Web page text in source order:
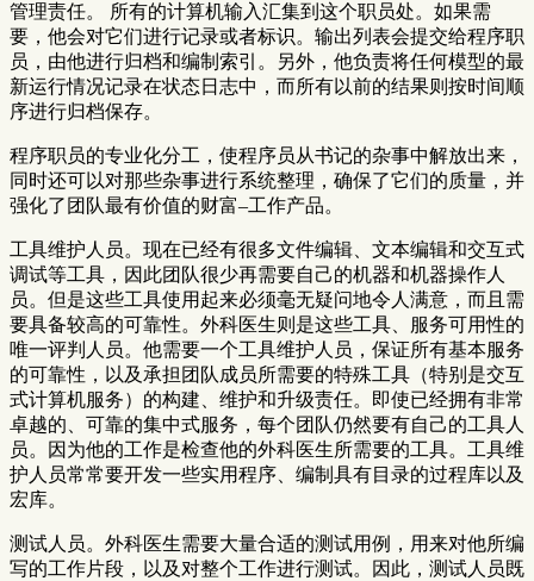
管理责任。 所有的计算机输入汇集到这个职员处。如果需
要，他会对它们进行记录或者标识。输出列表会提交给程序职
员，由他进行归档和编制索引。另外，他负责将任何模型的最
新运行情况记录在状态日志中，而所有以前的结果则按时间顺
序进行归档保存。
程序职员的专业化分工，使程序员从书记的杂事中解放出来，
同时还可以对那些杂事进行系统整理，确保了它们的质量，并
强化了团队最有价值的财富–工作产品。
工具维护人员。现在已经有很多文件编辑、文本编辑和交互式
调试等工具，因此团队很少再需要自己的机器和机器操作人
员。但是这些工具使用起来必须毫无疑问地令人满意，而且需
要具备较高的可靠性。外科医生则是这些工具、服务可用性的
唯一评判人员。他需要一个工具维护人员，保证所有基本服务
的可靠性，以及承担团队成员所需要的特殊工具（特别是交互
式计算机服务）的构建、维护和升级责任。即使已经拥有非常
卓越的、可靠的集中式服务，每个团队仍然要有自己的工具人
员。因为他的工作是检查他的外科医生所需要的工具。工具维
护人员常常要开发一些实用程序、编制具有目录的过程库以及
宏库。
测试人员。外科医生需要大量合适的测试用例，用来对他所编
写的工作片段，以及对整个工作进行测试。因此，测试人员既